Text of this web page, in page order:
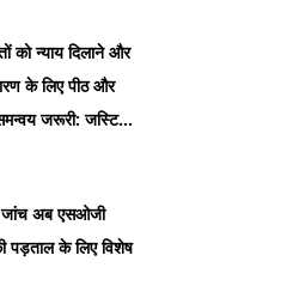
को न्याय दिलाने और
के लिए पीठ और
जरूरी: जस्टिस
जांच अब एसओजी
के लिए विशेष